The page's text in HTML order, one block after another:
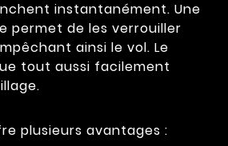
instantanément. Une
permet de les verrouiller
ainsi le vol. Le
tout aussi facilement
plusieurs avantages :